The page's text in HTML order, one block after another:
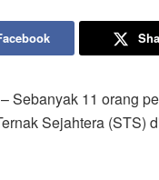
Sebanyak 11 orang
Sejahtera (STS)